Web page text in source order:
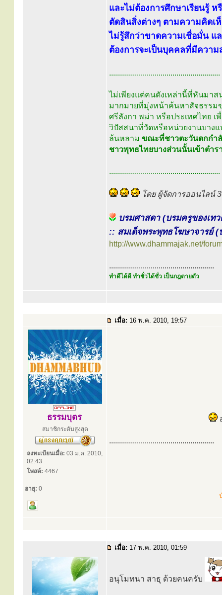
และไม่ต้องการศึกษาเรียนรู้
ตัดสินสิ่งต่างๆ ตามความคิดเ
ไม่รู้สึกว่าขาดความเชื่อมั่น แ
ต้องการจะเป็นบุคคลที่มีควา
........................................................
ไม่เพียงแต่คนดังเหล่านี้ที่หันมา
มากมายที่มุ่งหน้าค้นหาสัจธรรม
ศรีลังกา พม่า หรือประเทศไทย
วิปัสสนาที่วัดหรือหน่วยงานบาง
ล้นหลาม ขณะที่ชาวตะวันตกกำ
ชาวพุทธไทยบางส่วนนั้นเข้าตำร
........................................................
โดย ผู้จัดการออนไลน์
บรมศาสดา (บรมครูของเท
:: สมเด็จพระพุทธโฆษาจารย์ (
http://www.dhammajak.net/
.....................................................
ทำดีได้ดี ทำชั่วได้ชั่ว เป็นกฎตายตัว
เมื่อ: 16 พ.ค. 2010, 19:57
ธรรมบุตร
สมาชิกระดับสูงสุด
ลงทะเบียนเมื่อ: 03 ม.ค. 2010,
02:43
โพสต์: 4467
อายุ: 0
.....................................................
เมื่อ: 17 พ.ค. 2010, 01:59
อนุโมทนา สาธุ ด้วยคนครับ